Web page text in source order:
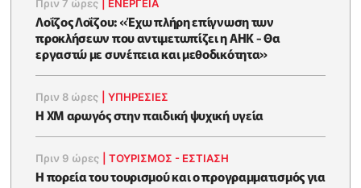
Πριν 7 ώρες ΕΝΈΡΓΕΙΑ
Λοΐζος Λοΐζου: «Έχω πλήρη επίγνωση των
προκλήσεων που αντιμετωπίζει η ΑΗΚ - Θα
εργαστώ με συνέπεια και μεθοδικότητα»
Πριν 8 ώρες |ΥΠΗΡΕΣΙΕΣ
Η XM αρωγός στην παιδική ψυχική υγεία
Πριν 9 ώρες |ΤΟΥΡΙΣΜΟΣ - ΕΣΤΙΑΣΗ
Η πορεία του τουρισμού και ο προγραμματισμός για